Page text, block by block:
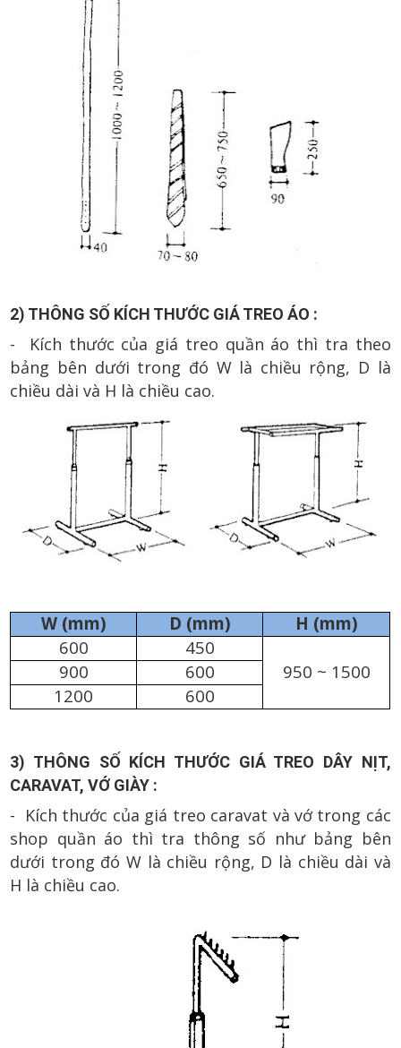
2) THÔNG SỐ KÍCH THƯỚC GIÁ TREO ÁO :
- Kích thước của giá treo quần áo thì tra theo
bảng bên dưới trong đó W là chiều rộng, D là
chiều dài và H là chiều cao.
W (mm) D (mm)
H (mm)
600
450
950 ~ 1500
900
600
1200
600
3) THÔNG SỐ KÍCH THƯỚC GIÁ TREO DÂY NỊT,
CARAVAT, VỚ GIÀY :
- Kích thước của giá treo caravat và vớ trong các
shop quần áo thì tra thông số như bảng bên
dưới trong đó W là chiều rộng, D là chiều dài và
H là chiều cao.